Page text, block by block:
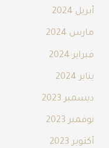
أبريل 2024
مارس 2024
فبراير 2024
يناير 2024
ديسمبر 2023
نوفمبر 2023
أكتوبر 2023